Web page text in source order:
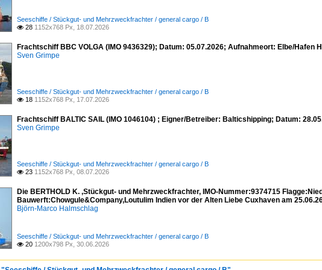
Seeschiffe / Stückgut- und Mehrzweckfrachter / general cargo / B
 28 1152x768 Px, 18.07.2026
Frachtschiff BBC VOLGA (IMO 9436329); Datum: 05.07.2026; Aufnahmeort: Elbe/Hafen
Sven Grimpe
Seeschiffe / Stückgut- und Mehrzweckfrachter / general cargo / B
 18 1152x768 Px, 17.07.2026
Frachtschiff BALTIC SAIL (IMO 1046104) ; Eigner/Betreiber: Balticshipping; Datum:
Sven Grimpe
Seeschiffe / Stückgut- und Mehrzweckfrachter / general cargo / B
 23 1152x768 Px, 08.07.2026
Die BERTHOLD K. ,Stückgut- und Mehrzweckfrachter, IMO-Nummer:9374715
Bauwerft:Chowgule&Company,Loutulim Indien vor der Alten Liebe Cuxhaven am
Björn-Marco Halmschlag
Seeschiffe / Stückgut- und Mehrzweckfrachter / general cargo / B
 20 1200x798 Px, 30.06.2026